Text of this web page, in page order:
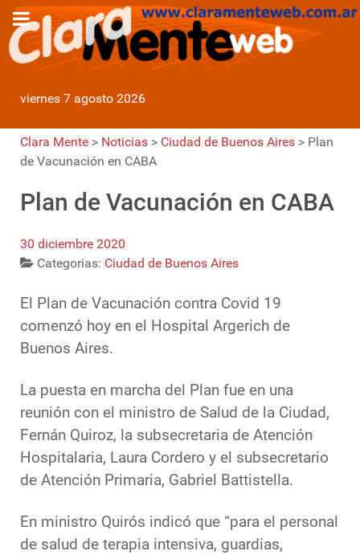
viernes 7 agosto 2026
Clara Mente > Noticias > Ciudad de Buenos Aires > Plan
de Vacunación en CABA
Plan de Vacunación en CABA
30 diciembre 2020
Categorias: Ciudad de Buenos Aires
El Plan de Vacunación contra Covid 19
comenzó hoy en el Hospital Argerich de
Buenos Aires.
La puesta en marcha del Plan fue en una
reunión con el ministro de Salud de la Ciudad,
Fernán Quiroz, la subsecretaria de Atención
Hospitalaria, Laura Cordero y el subsecretario
de Atención Primaria, Gabriel Battistella.
En ministro Quirós indicó que “para el personal
de salud de terapia intensiva, guardias,